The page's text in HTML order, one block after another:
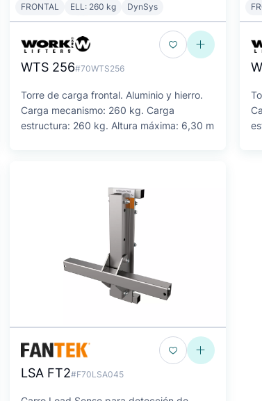
FRONTAL ELL: 260 kg DynSys
WTS 256#70WTS256
Torre de carga frontal. Aluminio y hierro.
Carga mecanismo: 260 kg. Carga
estructura: 260 kg. Altura máxima: 6,30 m
LSA FT2#F70LSA045